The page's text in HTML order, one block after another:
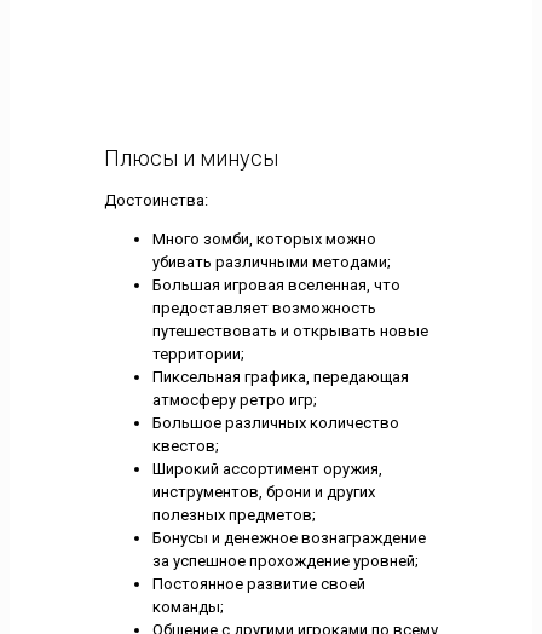
Плюсы и минусы
Достоинства:
Много зомби, которых можно
убивать различными методами;
Большая игровая вселенная, что
предоставляет возможность
путешествовать и открывать новые
территории;
Пиксельная графика, передающая
атмосферу ретро игр;
Большое различных количество
квестов;
Широкий ассортимент оружия,
инструментов, брони и других
полезных предметов;
Бонусы и денежное вознаграждение
за успешное прохождение уровней;
Постоянное развитие своей
команды;
Общение с другими игроками по всему